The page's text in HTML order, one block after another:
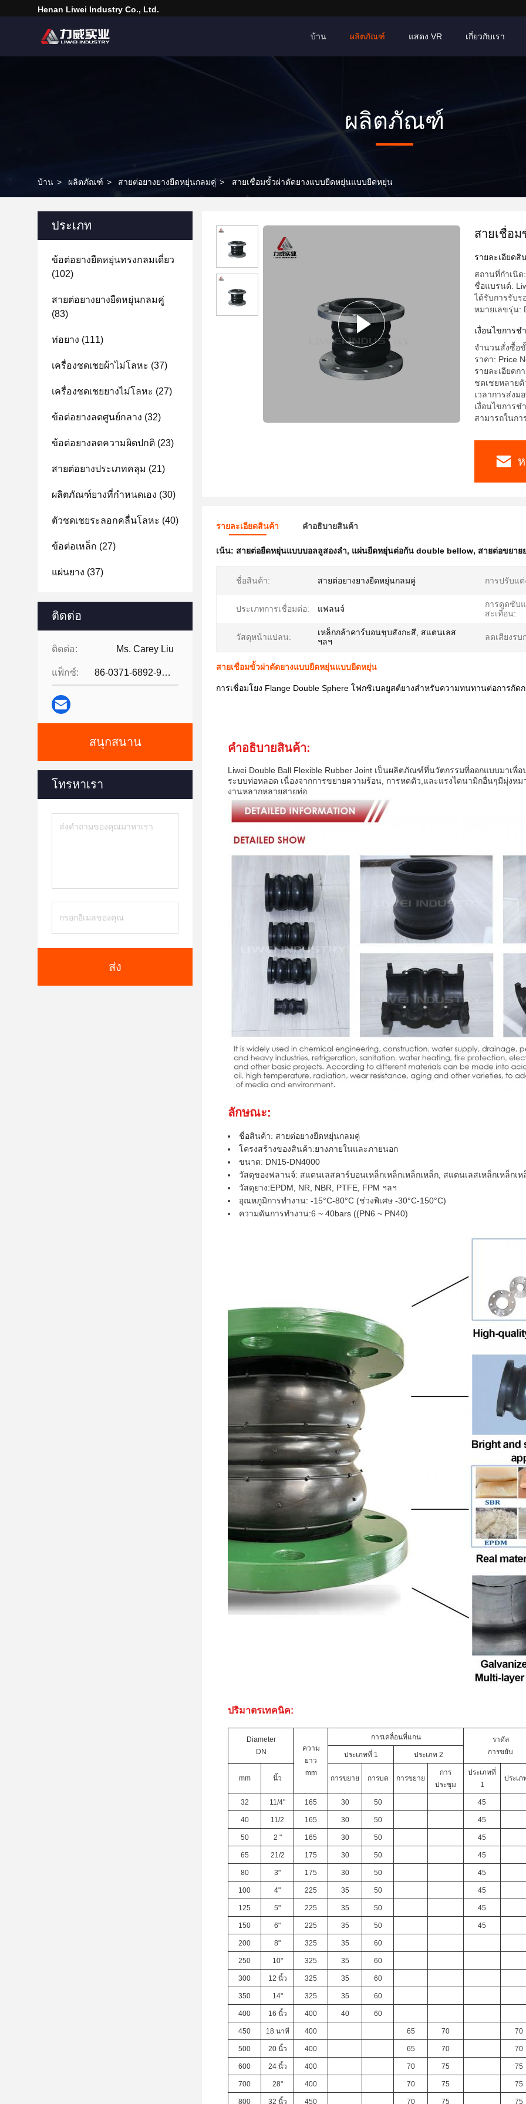
Henan Liwei Industry Co., Ltd.
บ้าน ผลิตภัณฑ์ แสดง VR เกี่ยวกับเรา
ผลิตภัณฑ์
บ้าน > ผลิตภัณฑ์ > สายต่อยางยางยืดหยุ่นกลมคู่ > สายเชื่อมขั้วผ่าตัดยางแบบยืดหยุ่นแบบยืดหยุ่น
ประเภท
ข้อต่อยางยืดหยุ่นทรงกลมเดี่ยว
(102)
สายต่อยางยางยืดหยุ่นกลมคู่
(83)
ท่อยาง (111)
เครื่องชดเชยผ้าไม่โลหะ (37)
เครื่องชดเชยยางไม่โลหะ (27)
ข้อต่อยางลดศูนย์กลาง (32)
ข้อต่อยางลดความผิดปกติ (23)
สายต่อยางประเภทคลุม (21)
ผลิตภัณฑ์ยางที่กําหนดเอง (30)
ตัวชดเชยระลอกคลื่นโลหะ (40)
ข้อต่อเหล็ก (27)
แผ่นยาง (37)
ติดต่อ
ติดต่อ: Ms. Carey Liu
แฟ็กซ์: 86-0371-6892-9024
สนุกสนาน
โทรหาเรา
ส่ง
สายเชื่อ
รายละเอียดสิ
สถานที่กำเนิ
ชื่อแบรนด์:
ได้รับการรับร
หมายเลขรุ่น:
เงื่อนไขการชํ
จำนวนสั่งซื้อ
ราคา: Price
รายละเอียดก
ชดเชยหลายตั
เวลาการส่งม
เงื่อนไขการช
สามารถในก
รายละเอียดสินค้า คําอธิบายสินค้า
เน้น: สายต่อยืดหยุ่นแบบบอลลูสองลํา, แผ่นยืดหยุ่นต่อกัน double bellow, สายต่อขยาย
ชื่อสินค้า: สายต่อยางยางยืดหยุ่นกลมคู่ การปรับแต่
ประเภทการเชื่อมต่อ: แฟลนจ์
การดูดซับ
สะเทือน:
วัสดุหน้าแปลน:
เหล็กกล้าคาร์บอนชุบสังกะสี, สแตนเลส
ฯลฯ
ลดเสียงรบ
สายเชื่อมขั้วผ่าตัดยางแบบยืดหยุ่นแบบยืดหยุ่น
การเชื่อมโยง Flange Double Sphere โฟกซิเบลยูสต์ยางสําหรับความทนทานต่อการกัด
คําอธิบายสินค้า:
Liwei Double Ball Flexible Rubber Joint เป็นผลิตภัณฑ์ที่นวัตกรรมที่ออกแบบมาเพื่
ระบบท่อหลอด เนื่องจากการขยายความร้อน, การหดตัว,และแรงไดนามิกอื่นๆมีมุ่งห
งานหลากหลายสายท่อ
ลักษณะ:
ชื่อสินค้า: สายต่อยางยืดหยุ่นกลมคู่
โครงสร้างของสินค้า:ยางภายในและภายนอก
ขนาด: DN15-DN4000
วัสดุของฟลานจ์: สแตนเลสคาร์บอนเหล็กเหล็กเหล็กเหล็ก, สแตนเลสเหล็กเหล็กเห
วัสดุยาง:EPDM, NR, NBR, PTFE, FPM ฯลฯ
อุณหภูมิการทํางาน: -15°C-80°C (ช่วงพิเศษ -30°C-150°C)
ความดันการทํางาน:6 ~ 40bars ((PN6 ~ PN40)
ปริมาตรเทคนิค:
Diameter
DN
ความ
ยาว
mm
การเคลื่อนที่แกน
ราดัล
การขยับ
ประเภทที่ 1 ประเภท 2
mm นิ้ว การขยาย การบด การขยาย
การ
ประชุม
ประเภทที่
1
ประเภ
32 11/4" 165 30 50 45
40 11/2 165 30 50 45
50 2 " 165 30 50 45
65 21/2 175 30 50 45
80 3" 175 30 50 45
100 4" 225 35 50 45
125 5" 225 35 50 45
150 6" 225 35 50 45
200 8" 325 35 60
250 10" 325 35 60
300 12 นิ้ว 325 35 60
350 14" 325 35 60
400 16 นิ้ว 400 40 60
450 18 นาที 400 65 70 70
500 20 นิ้ว 400 65 70 70
600 24 นิ้ว 400 70 75 75
700 28" 400 70 75 75
800 32 นิ้ว 450 70 75 75